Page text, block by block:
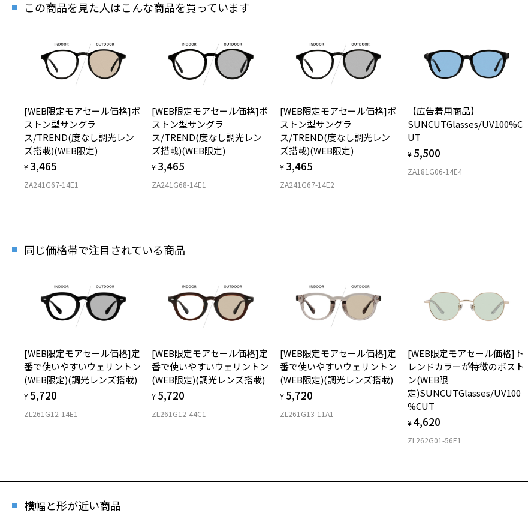
商品詳細ページへ
お気に入り
お気に入りに追加済です。
お気に入りリストはこちら
「再入荷お知らせメール」はZoffオンラインストア会員さまのみ対象となります。
[WEB限定セール価格][ZC231006_49E1_MG40]CLASSIC(WEB限
商品番号：ZC241G10-49E2/フレームカラー：ブラウン(デミ柄)/単価：
※商品が再入荷された際にメールでお知らせします。
この商品を見た人はこんな商品を買っています
[WEB限定モアセール価格]ボ
ストン型サングラ
ス/TREND(度なし調光レン
ズ搭載)(WEB限定)
¥ 3,465
ZA241G67-14E1
[WEB限定モアセール価格]ボ
ストン型サングラ
ス/TREND(度なし調光レン
ズ搭載)(WEB限定)
¥ 3,465
ZA241G68-14E1
[WEB限定モアセール価格]ボ
ストン型サングラ
ス/TREND(度なし調光レン
ズ搭載)(WEB限定)
¥ 3,465
ZA241G67-14E2
【広告着用商品】
SUNCUTGlasses/UV100%C
UT
¥ 5,500
ZA181G06-14E4
同じ価格帯で注目されている商品
[WEB限定モアセール価格]定
番で使いやすいウェリントン
(WEB限定)(調光レンズ搭載)
¥ 5,720
ZL261G12-14E1
[WEB限定モアセール価格]定
番で使いやすいウェリントン
(WEB限定)(調光レンズ搭載)
¥ 5,720
ZL261G12-44C1
[WEB限定モアセール価格]定
番で使いやすいウェリントン
(WEB限定)(調光レンズ搭載)
¥ 5,720
ZL261G13-11A1
[WEB限定モアセール価格]ト
レンドカラーが特徴のボスト
ン(WEB限
定)SUNCUTGlasses/UV100
%CUT
¥4,620
ZL262G01-56E1
横幅と形が近い商品